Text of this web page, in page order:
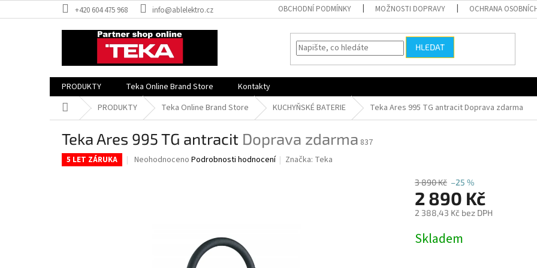
na
+420 604 475 968 info@ablelektro.cz OBCHODNÍ PODMÍNKY MOŽNOSTI DOPRAVY OCHRANA
HLEDAT
PRODUKTY Teka Online Brand Store
Kontakty
Domů PRODUKTY Teka Online Brand Store KUCHYŇSKÉ BATERIE Teka Ares 995 TG antracitDoprava zdarma
Teka Ares 995 TG antracit Doprava zdarma 837
5 LET ZÁRUKA
Průměrné
Neohodnoceno Podrobnosti hodnocení Značka: Teka
3 890 Kč –25 %
2 890 Kč
2 388,43 Kč bez DPH
cena:
Skladem